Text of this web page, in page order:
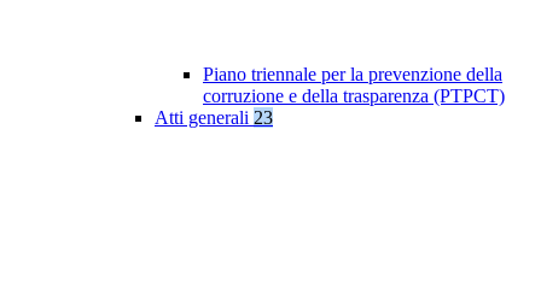
Piano triennale per la prevenzione della
corruzione e della trasparenza (PTPCT)
Atti generali 23